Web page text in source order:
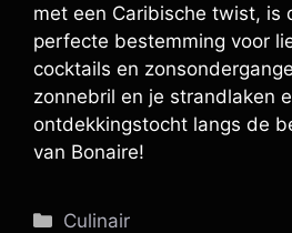
met een Caribische twist, is
perfecte bestemming voor
cocktails en
zonnebril en je strandlaken
ontdekkingstocht langs de
van Bonaire!
Categorieën
Culinair